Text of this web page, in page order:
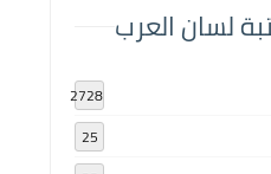
لسان العرب
2728
25